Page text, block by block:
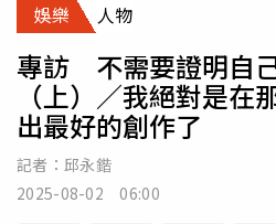
娛樂 人物
專訪 不需要證明自
（上）／我絕對是在
出最好的創作了
記者： 邱永鍇
2025-08-02 06:00